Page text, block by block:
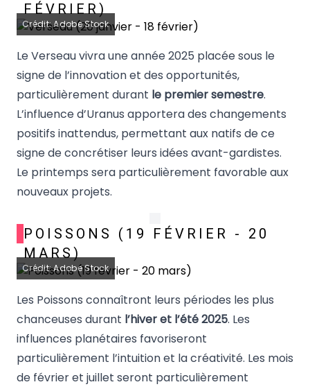
FÉVRIER)
Crédit: Adobe Stock
Le Verseau vivra une année 2025 placée sous le
signe de l’innovation et des opportunités,
particulièrement durant le premier semestre.
L’influence d’Uranus apportera des changements
positifs inattendus, permettant aux natifs de ce
signe de concrétiser leurs idées avant-gardistes.
Le printemps sera particulièrement favorable aux
nouveaux projets.
POISSONS (19 FÉVRIER - 20
MARS)
Crédit: Adobe Stock
Les Poissons connaîtront leurs périodes les plus
chanceuses durant l’hiver et l’été 2025. Les
influences planétaires favoriseront
particulièrement l’intuition et la créativité. Les mois
de février et juillet seront particulièrement